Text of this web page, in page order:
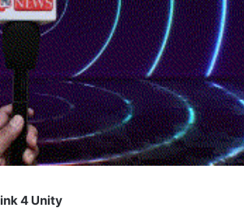
4 Unity